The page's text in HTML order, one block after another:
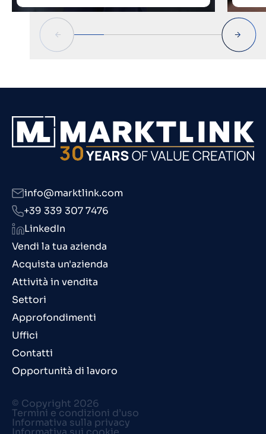
Vendi la tua azienda
Acquista un'azienda
Attività in vendita
Settori
Approfondimenti
Uffici
Contatti
Opportunità di lavoro
info@marktlink.com
+39 339 307 7476
LinkedIn
© Copyright 2026
Termini e condizioni d’uso
Informativa sulla privacy